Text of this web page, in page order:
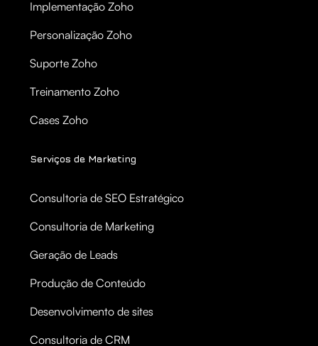
Implementação Zoho
Personalização Zoho
Suporte Zoho
Treinamento Zoho
Cases Zoho
Serviços de Marketing
Consultoria de SEO Estratégico
Consultoria de Marketing
Geração de Leads
Produção de Conteúdo
Desenvolvimento de sites
Consultoria de CRM